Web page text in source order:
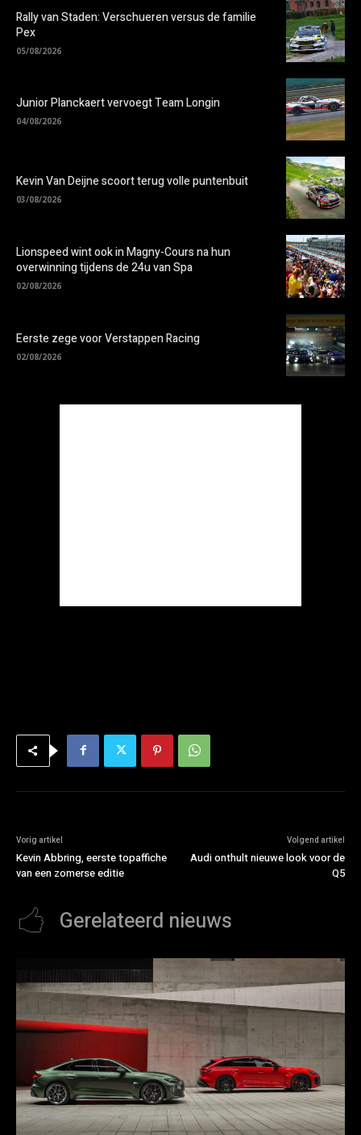
Rally van Staden: Verschueren versus de familie
Pex
05/08/2026
Junior Planckaert vervoegt Team Longin
04/08/2026
Kevin Van Deijne scoort terug volle puntenbuit
03/08/2026
Lionspeed wint ook in Magny-Cours na hun
overwinning tijdens de 24u van Spa
02/08/2026
Eerste zege voor Verstappen Racing
02/08/2026
Vorig artikel
Kevin Abbring, eerste topaffiche
van een zomerse editie
Volgend artikel
Audi onthult nieuwe look voor de
Q5
Gerelateerd nieuws